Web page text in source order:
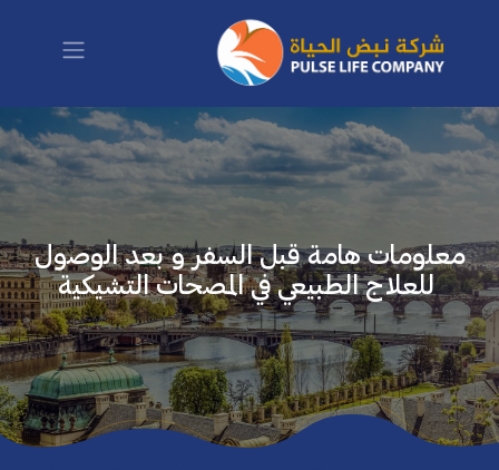
معلومات هامة قبل السفر و بعد الوصول
للعلاج الطبيعي في المصحات التشيكية ​